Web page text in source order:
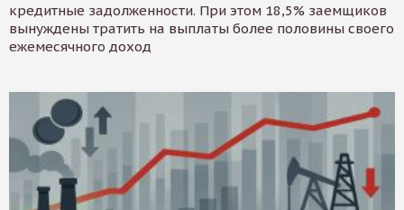
кредитные задолженности. При этом 18,5% заемщиков
вынуждены тратить на выплаты более половины своего
ежемесячного доход